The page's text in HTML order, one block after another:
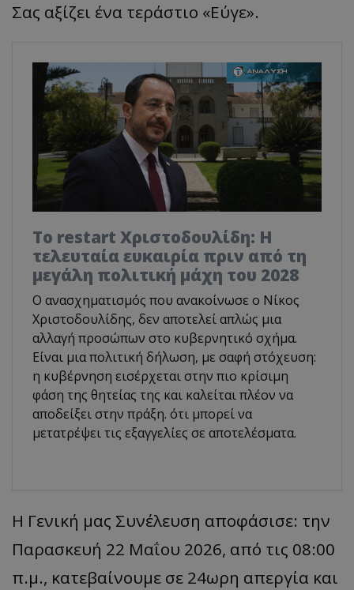
Σας αξίζει ένα τεράστιο «Εύγε».
Το restart Χριστοδουλίδη: Η
τελευταία ευκαιρία πριν από τη
μεγάλη πολιτική μάχη του 2028
Ο ανασχηματισμός που ανακοίνωσε ο Νίκος
Χριστοδουλίδης, δεν αποτελεί απλώς μια
αλλαγή προσώπων στο κυβερνητικό σχήμα.
Είναι μια πολιτική δήλωση, με σαφή στόχευση:
η κυβέρνηση εισέρχεται στην πιο κρίσιμη
φάση της θητείας της και καλείται πλέον να
αποδείξει στην πράξη. ότι μπορεί να
μετατρέψει τις εξαγγελίες σε αποτελέσματα.
Η Γενική μας Συνέλευση αποφάσισε: την
Παρασκευή 22 Μαΐου 2026, από τις 08:00
π.μ., κατεβαίνουμε σε 24ωρη απεργία και